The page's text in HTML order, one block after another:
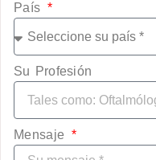
País
Su Profesión
Mensaje